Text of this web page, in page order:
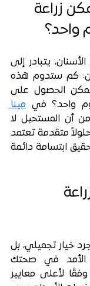
زراعة
واحد؟
واحد؟ في مينا